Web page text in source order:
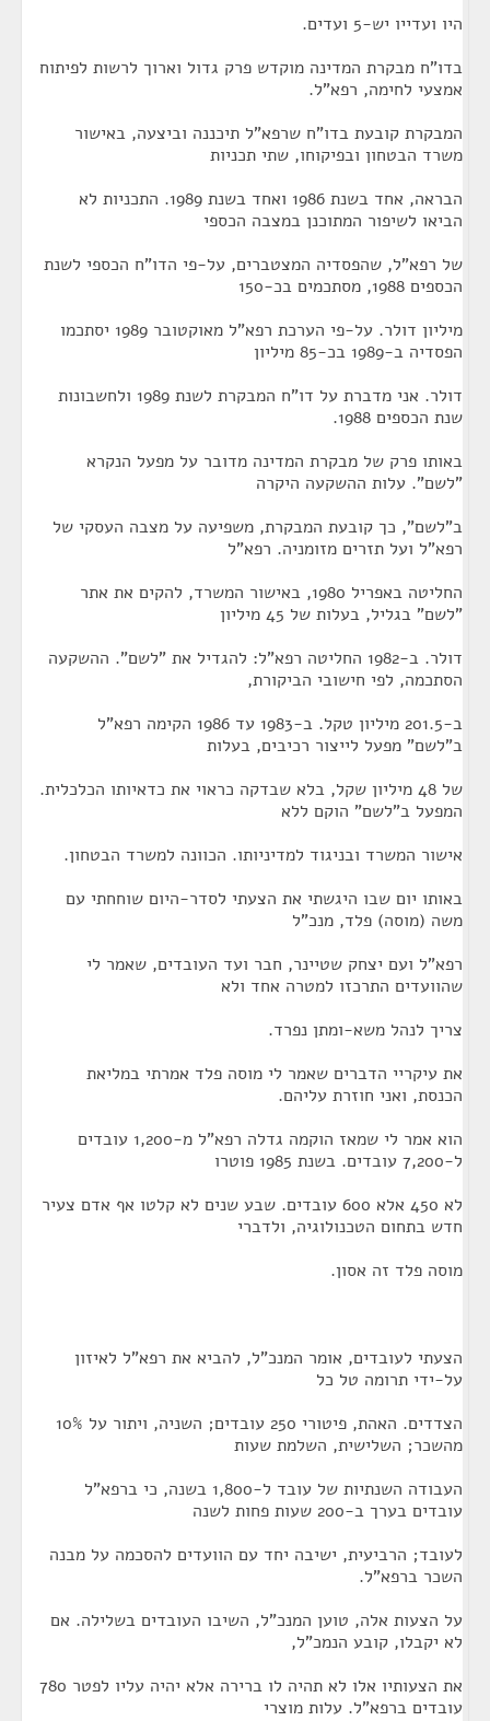
היו ועדייו יש-5 ועדים.
בדו"ח מבקרת המדינה מוקדש פרק גדול וארוך לרשות לפיתוח
אמצעי לחימה, רפא"ל.
המבקרת קובעת בדו"ח שרפא"ל תיכננה וביצעה, באישור
משרד הבטחון ובפיקוחו, שתי תכניות
הבראה, אחד בשנת 1986 ואחד בשנת 1989. התכניות לא
הביאו לשיפור המתוכנן במצבה הכספי
של רפא"ל, שהפסדיה המצטברים, על-פי הדו"ח הכספי לשנת
הכספים 1988, מסתכמים בכ-150
מיליון דולר. על-פי הערכת רפא"ל מאוקטובר 1989 יסתכמו
הפסדיה ב-1989 בכ-85 מיליון
דולר. אני מדברת על דו"ח המבקרת לשנת 1989 ולחשבונות
שנת הכספים 1988.
באותו פרק של מבקרת המדינה מדובר על מפעל הנקרא
"לשם". עלות ההשקעה היקרה
ב"לשם", כך קובעת המבקרת, משפיעה על מצבה העסקי של
רפא"ל ועל תזרים מזומניה. רפא"ל
החליטה באפריל 1980, באישור המשרד, להקים את אתר
"לשם" בגליל, בעלות של 45 מיליון
דולר. ב-1982 החליטה רפא"ל: להגדיל את "לשם". ההשקעה
הסתכמה, לפי חישובי הביקורת,
ב-201.5 מיליון טקל. ב-1983 עד 1986 הקימה רפא"ל
ב"לשם" מפעל לייצור רכיבים, בעלות
של 48 מיליון שקל, בלא שבדקה כראוי את כדאיותו הכלכלית.
המפעל ב"לשם" הוקם ללא
אישור המשרד ובניגוד למדיניותו. הכוונה למשרד הבטחון.
באותו יום שבו היגשתי את הצעתי לסדר-היום שוחחתי עם
משה (מוסה) פלד, מנכ"ל
רפא"ל ועם יצחק שטיינר, חבר ועד העובדים, שאמר לי
שהוועדים התרכזו למטרה אחד ולא
צריך לנהל משא-ומתן נפרד.
את עיקריי הדברים שאמר לי מוסה פלד אמרתי במליאת
הכנסת, ואני חוזרת עליהם.
הוא אמר לי שמאז הוקמה גדלה רפא"ל מ-1,200 עובדים
ל-7,200 עובדים. בשנת 1985 פוטרו
לא 450 אלא 600 עובדים. שבע שנים לא קלטו אף אדם צעיר
חדש בתחום הטכנולוגיה, ולדברי
מוסה פלד זה אסון.
הצעתי לעובדים, אומר המנכ"ל, להביא את רפא"ל לאיזון
על-ידי תרומה טל כל
הצדדים. האהת, פיטורי 250 עובדים; השניה, ויתור על 10%
מהשכר; השלישית, השלמת שעות
העבודה השנתיות של עובד ל-1,800 בשנה, כי ברפא"ל
עובדים בערך ב-200 שעות פחות לשנה
לעובד; הרביעית, ישיבה יחד עם הוועדים להסכמה על מבנה
השכר ברפא"ל.
על הצעות אלה, טוען המנכ"ל, השיבו העובדים בשלילה. אם
לא יקבלו, קובע הנמכ"ל,
את הצעותיו אלו לא תהיה לו ברירה אלא יהיה עליו לפטר 780
עובדים ברפא"ל. עלות מוצרי